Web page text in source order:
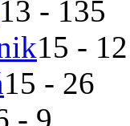
13 - 135
15 -
15 - 26
- 9